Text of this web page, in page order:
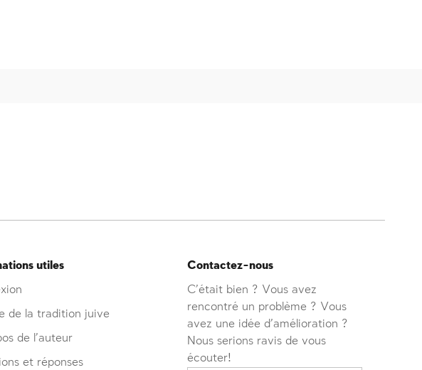
Contactez-nous
C'était bien ? Vous avez
rencontré un problème ? Vous
avez une idée d'amélioration ?
Nous serions ravis de vous
écouter!
utiles
de la tradition juive
de l’auteur
et réponses